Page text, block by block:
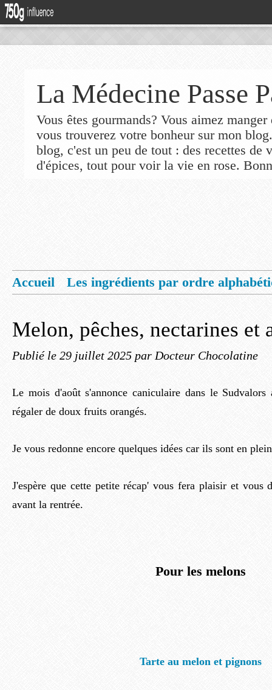
La Médecine Passe
Vous êtes gourmands? Vous aimez
vous trouverez votre bonheur sur mon
blog, c'est un peu de tout : des recettes de
d'épices, tout pour voir la vie en rose.
Accueil
Les ingrédients par ordre
Melon, pêches, nectarines et
Publié le 29 juillet 2025 par Docteur Chocolatine
Le mois d'août s'annonce caniculaire dans le
régaler de doux fruits orangés.
Je vous redonne encore quelques idées car ils sont en
J'espère que cette petite récap' vous fera plaisir et vous
avant la rentrée.
Pour les melons
Tarte au melon et pignons